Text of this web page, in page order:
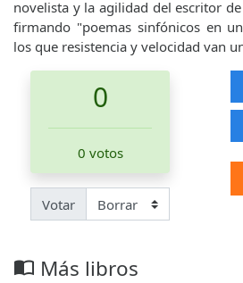
novelista y la agilidad del escritor
firmando "poemas sinfónicos en
los que resistencia y velocidad van
0
0 votos
Votar
import_contacts Más libros